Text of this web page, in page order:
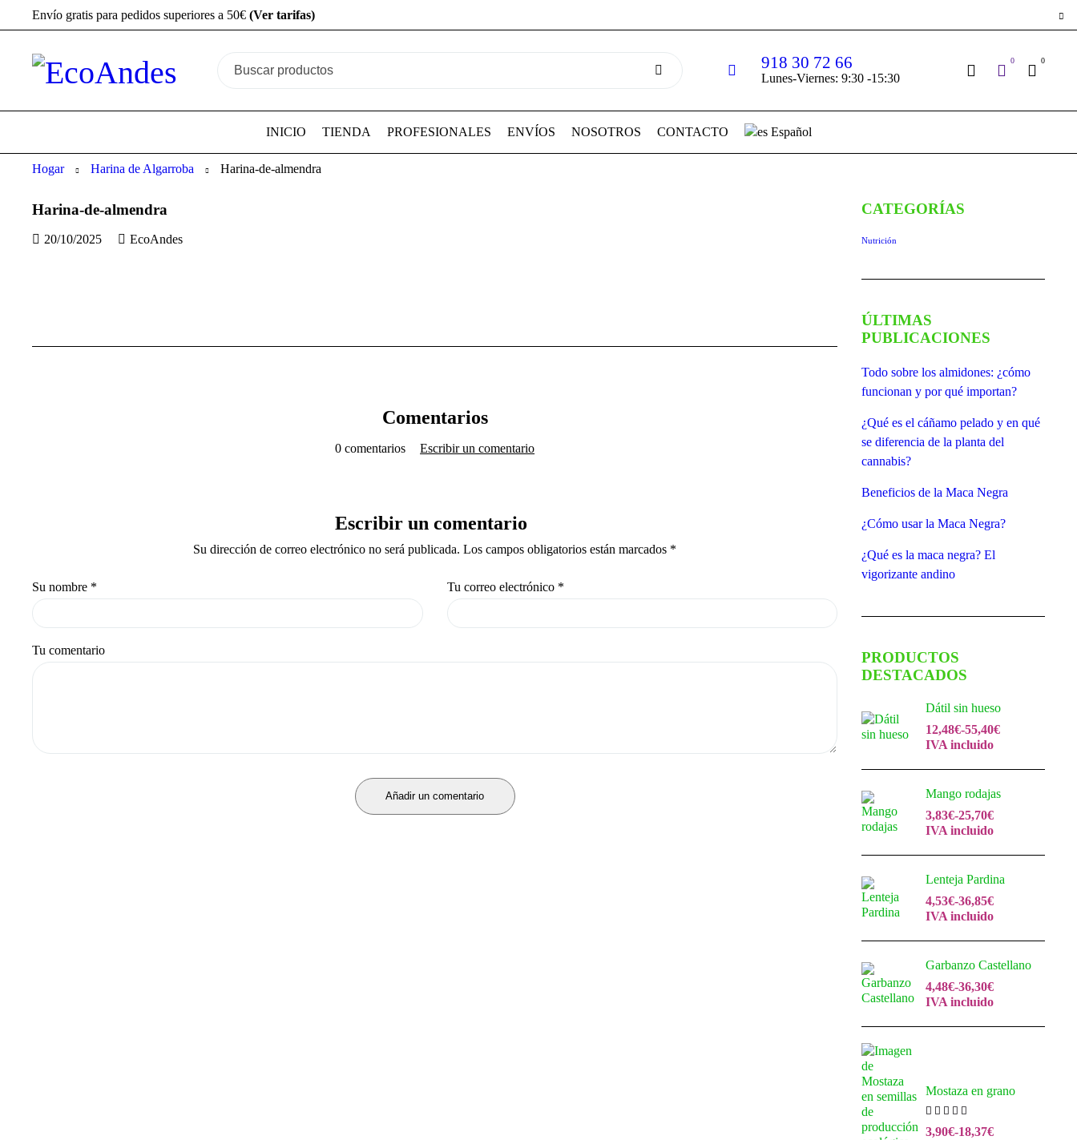
Envío gratis para pedidos superiores a 50€ (Ver tarifas)
918 30 72 66
Lunes-Viernes: 9:30 -15:30
0 0
INICIO TIENDA PROFESIONALES ENVÍOS NOSOTROS CONTACTO Español
Hogar Harina de Algarroba Harina-de-almendra
Harina-de-almendra
20/10/2025 EcoAndes
Comentarios
0 comentarios Escribir un comentario
Escribir un comentario
Su dirección de correo electrónico no será publicada. Los campos obligatorios están marcados *
Su nombre * Tu correo electrónico *
Tu comentario
Añadir un comentario
CATEGORÍAS
Nutrición
ÚLTIMAS
PUBLICACIONES
Todo sobre los almidones: ¿cómo
funcionan y por qué importan?
¿Qué es el cáñamo pelado y en qué
se diferencia de la planta del
cannabis?
Beneficios de la Maca Negra
¿Cómo usar la Maca Negra?
¿Qué es la maca negra? El
vigorizante andino
PRODUCTOS
DESTACADOS
Dátil sin hueso
12,48€-55,40€
IVA incluido
Mango rodajas
3,83€-25,70€
IVA incluido
Lenteja Pardina
4,53€-36,85€
IVA incluido
Garbanzo Castellano
4,48€-36,30€
IVA incluido
Mostaza en grano
3,90€-18,37€